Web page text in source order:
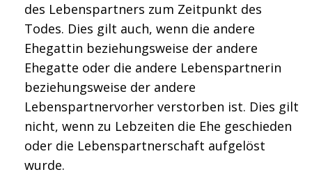
des Lebenspartners zum Zeitpunkt des
Todes. Dies gilt auch, wenn die andere
Ehegattin beziehungsweise der andere
Ehegatte oder die andere Lebenspartnerin
beziehungsweise der andere
Lebenspartnervorher verstorben ist. Dies gilt
nicht, wenn zu Lebzeiten die Ehe geschieden
oder die Lebenspartnerschaft aufgelöst
wurde.